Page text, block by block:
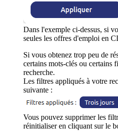
Dans l'exemple ci-dessus, si
seules les offres d'emploi en
Si vous obtenez trop peu de
certains mots-clés ou certains
recherche.
Les filtres appliqués à votre
suivante :
Vous pouvez supprimer les
réinitialiser en cliquant sur le